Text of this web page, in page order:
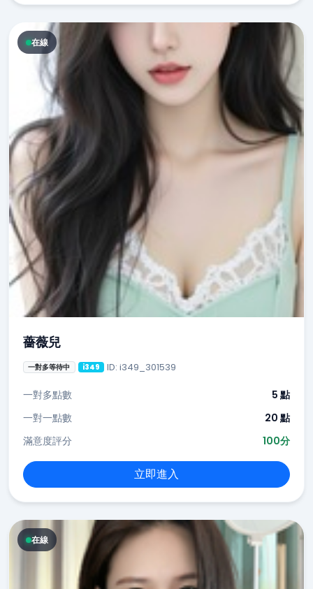
在線
薔薇兒
一對多等待中 i349 ID: i349_301539
一對多點數
5 點
一對一點數
20 點
滿意度評分
100分
立即進入
在線